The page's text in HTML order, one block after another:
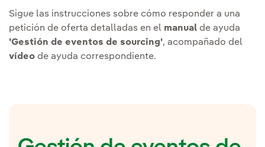
Sigue las instrucciones sobre cómo responder a una
petición de oferta detalladas en el manual de ayuda
'Gestión de eventos de sourcing', acompañado del
vídeo de ayuda correspondiente.